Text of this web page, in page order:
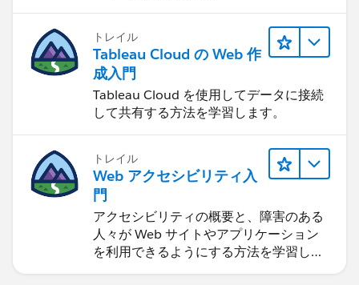
トレイル
Tableau Cloud の Web 作
成入門
Tableau Cloud を使用してデータに接続
して共有する方法を学習します。
トレイル
Web アクセシビリティ入
門
アクセシビリティの概要と、障害のある
人々が Web サイトやアプリケーション
を利用できるようにする方法を学習しま